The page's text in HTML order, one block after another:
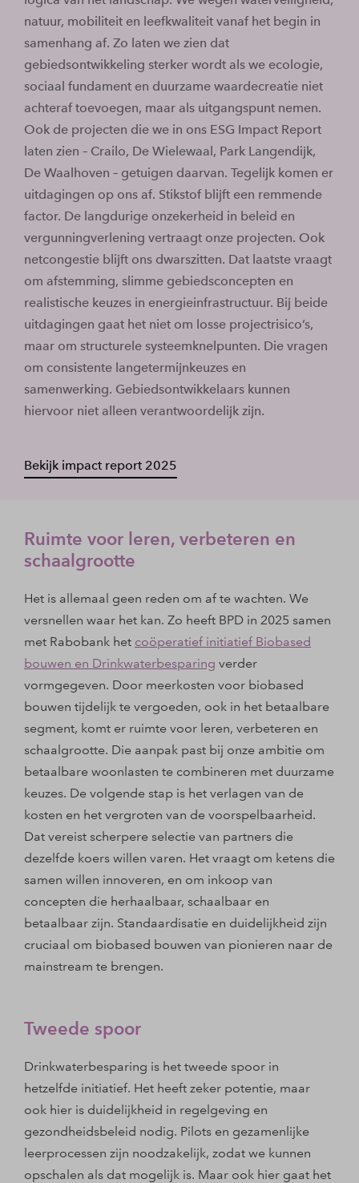
natuur, mobiliteit en leefkwaliteit vanaf het begin in
samenhang af. Zo laten we zien dat
gebiedsontwikkeling sterker wordt als we ecologie,
sociaal fundament en duurzame waardecreatie niet
achteraf toevoegen, maar als uitgangspunt nemen.
Ook de projecten die we in ons ESG Impact Report
laten zien – Crailo, De Wielewaal, Park Langendijk,
De Waalhoven – getuigen daarvan. Tegelijk komen er
uitdagingen op ons af. Stikstof blijft een remmende
factor. De langdurige onzekerheid in beleid en
vergunningverlening vertraagt onze projecten. Ook
netcongestie blijft ons dwarszitten. Dat laatste vraagt
om afstemming, slimme gebiedsconcepten en
realistische keuzes in energie­infrastructuur. Bij beide
uitdagingen gaat het niet om losse projectrisico’s,
maar om structurele systeemknelpunten. Die vragen
om consistente langetermijnkeuzes en
samenwerking. Gebiedsontwikkelaars kunnen
hiervoor niet alleen verantwoordelijk zijn.
Bekijk impact report 2025
Ruimte voor leren, verbeteren en
schaalgrootte
Het is allemaal geen reden om af te wachten. We
versnellen waar het kan. Zo heeft BPD in 2025 samen
met Rabobank het coöperatief initiatief Biobased
bouwen en Drinkwaterbesparing verder
vormgegeven. Door meerkosten voor biobased
bouwen tijdelijk te vergoeden, ook in het betaalbare
segment, komt er ruimte voor leren, verbeteren en
schaalgrootte. Die aanpak past bij onze ambitie om
betaalbare woonlasten te combineren met duurzame
keuzes. De volgende stap is het verlagen van de
kosten en het vergroten van de voorspelbaarheid.
Dat vereist scherpere selectie van partners die
dezelfde koers willen varen. Het vraagt om ketens die
samen willen innoveren, en om inkoop van
concepten die herhaalbaar, schaalbaar en
betaalbaar zijn. Standaardisatie en duidelijkheid zijn
cruciaal om biobased bouwen van pionieren naar de
mainstream te brengen.
Tweede spoor
Drinkwaterbesparing is het tweede spoor in
hetzelfde initiatief. Het heeft zeker potentie, maar
ook hier is duidelijkheid in regelgeving en
gezondheidsbeleid nodig. Pilots en gezamenlijke
leerprocessen zijn noodzakelijk, zodat we kunnen
opschalen als dat mogelijk is. Maar ook hier gaat het